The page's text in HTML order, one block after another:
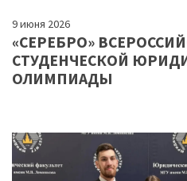
9 июня 2026
«СЕРЕБРО»
СТУДЕНЧЕСКОЙ
ОЛИМПИАДЫ